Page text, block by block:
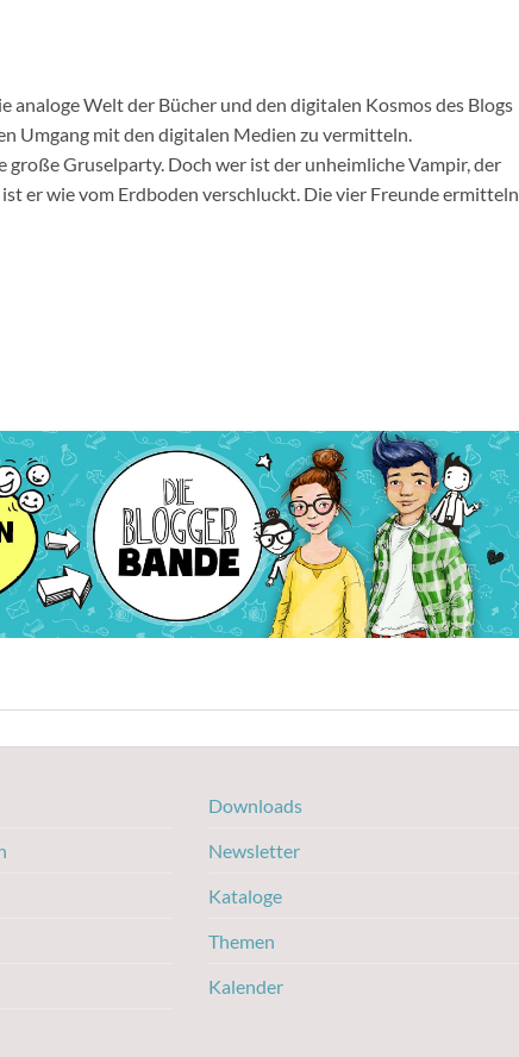
analoge Welt der Bücher und den digitalen Kosmos des Blogs
Umgang mit den digitalen Medien zu vermitteln.
große Gruselparty. Doch wer ist der unheimliche Vampir, der
er wie vom Erdboden verschluckt. Die vier Freunde ermitteln
Downloads
Newsletter
Kataloge
Themen
Kalender